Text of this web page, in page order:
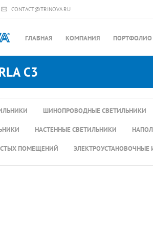
CONTACT@TRINOVA.RU
ГЛАВНАЯ КОМПАНИЯ ПОРТФОЛИО
C3
ШИНОПРОВОДНЫЕ СВЕТИЛЬНИКИ
НАСТЕННЫЕ СВЕТИЛЬНИКИ
ПОМЕЩЕНИЙ ЭЛЕКТРОУСТАНОВОЧНЫЕ